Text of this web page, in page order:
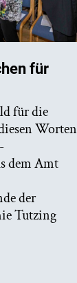
für
für die
Worten
dem Amt
der
Tutzing